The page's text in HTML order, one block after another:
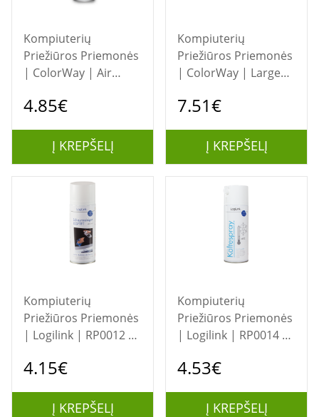
Kompiuterių
Priežiūros Priemonės
| ColorWay | Air
4.85€
Į KREPŠELĮ
Kompiuterių
Priežiūros Priemonės
| ColorWay | Large
Cleaner
7.51€
Į KREPŠELĮ
Kompiuterių
Priežiūros Priemonės
| Logilink | RP0012 |
/ TFT screens | 400 ml
4.15€
Į KREPŠELĮ
Kompiuterių
Priežiūros Priemonės
| Logilink | RP0014 |
ml
4.53€
Į KREPŠELĮ